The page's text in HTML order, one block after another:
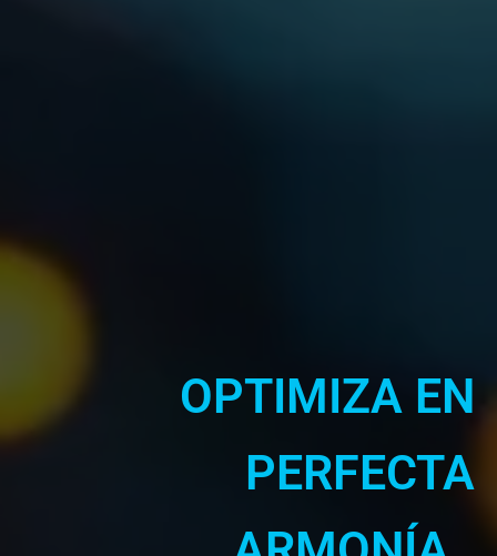
OPTIMIZA EN
PERFECTA